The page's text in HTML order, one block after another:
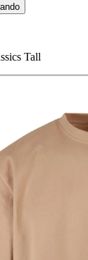
Tall